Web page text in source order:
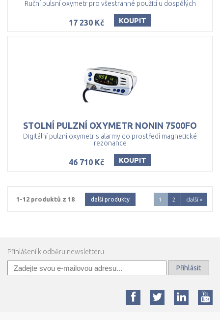
Ruční pulsní oxymetr pro všestranné použití u dospělých
17 230 Kč KOUPIT
STOLNÍ PULZNÍ OXYMETR NONIN 7500FO
Digitální pulzní oxymetr s alarmy do prostředí magnetické
rezonance
46 710 Kč KOUPIT
1-12 produktů z 18 další produkty 1 2 další »
Přihlášení k odběru newsletteru
Přihlásit